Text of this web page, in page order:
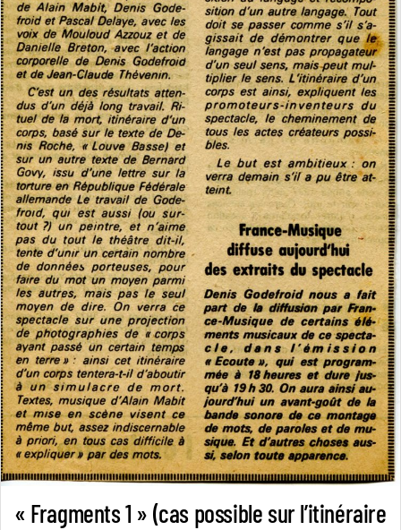
« Fragments 1 » (cas possible sur l’itinéraire